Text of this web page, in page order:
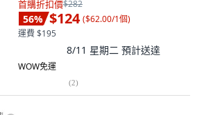
首購折扣價$282
56% $124 ($62.00/1個)
運費 $195
8/11 星期二 預計送達
WOW免運
(2)